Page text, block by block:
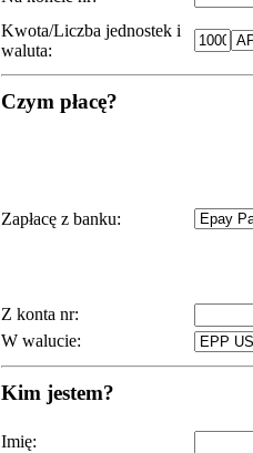
Kwota/Liczba jednostek i
waluta:
Czym płacę?
Zapłacę z banku:
Z konta nr:
W walucie:
Kim jestem?
Imię: